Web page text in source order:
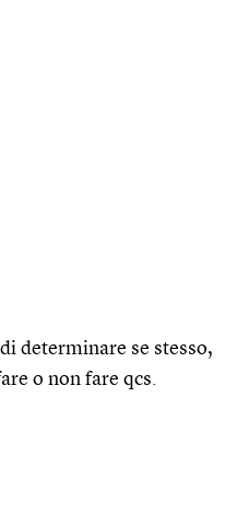
determinare se stesso,
o non fare qcs.